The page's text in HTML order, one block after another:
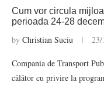
Cum vor circula
perioada 24-28
by Christian Suciu 23/
Compania de Transport
călător cu privire la